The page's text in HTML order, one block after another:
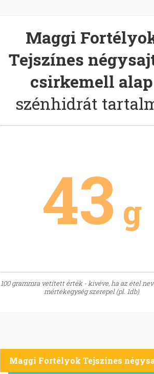
Maggi
Tejszínes
csirkemell alap
szénhidrát
43 g
100 grammra vetített érték - kivéve, ha az étel
mértékegység szerepel (pl. 1db)
Maggi Fortélyok Tejszínes